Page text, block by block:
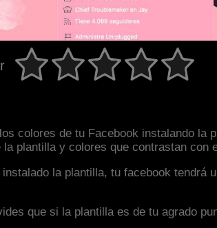
colores de tu Facebook instalando la
la plantilla y colores que contrastan con
instalado la plantilla, tu facebook tendrá
que si la plantilla es de tu agrado